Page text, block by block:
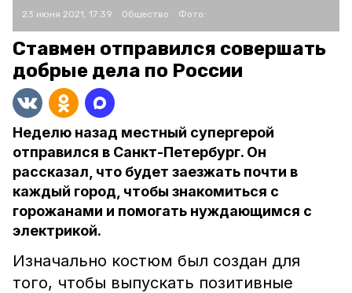
23 июня 2021, 17:39 Общество Фото:
Ставмен отправился совершать
добрые дела по России
Неделю назад местный супергерой
отправился в Санкт-Петербург. Он
рассказал, что будет заезжать почти в
каждый город, чтобы знакомиться с
горожанами и помогать нуждающимся с
электрикой.
Изначально костюм был создан для
того, чтобы выпускать позитивные